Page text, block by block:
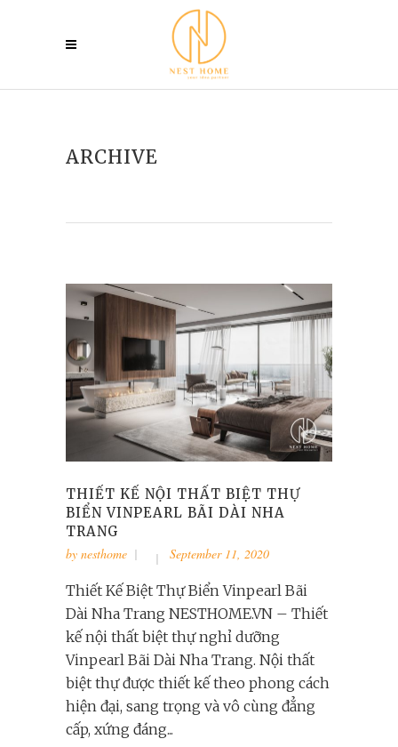
ARCHIVE
THIẾT KẾ NỘI THẤT BIỆT THỰ
BIỂN VINPEARL BÃI DÀI NHA
TRANG
by nesthome September 11, 2020
Thiết Kế Biệt Thự Biển Vinpearl Bãi
Dài Nha Trang NESTHOME.VN – Thiết
kế nội thất biệt thự nghỉ dưỡng
Vinpearl Bãi Dài Nha Trang. Nội thất
biệt thự được thiết kế theo phong cách
hiện đại, sang trọng và vô cùng đẳng
cấp, xứng đáng...